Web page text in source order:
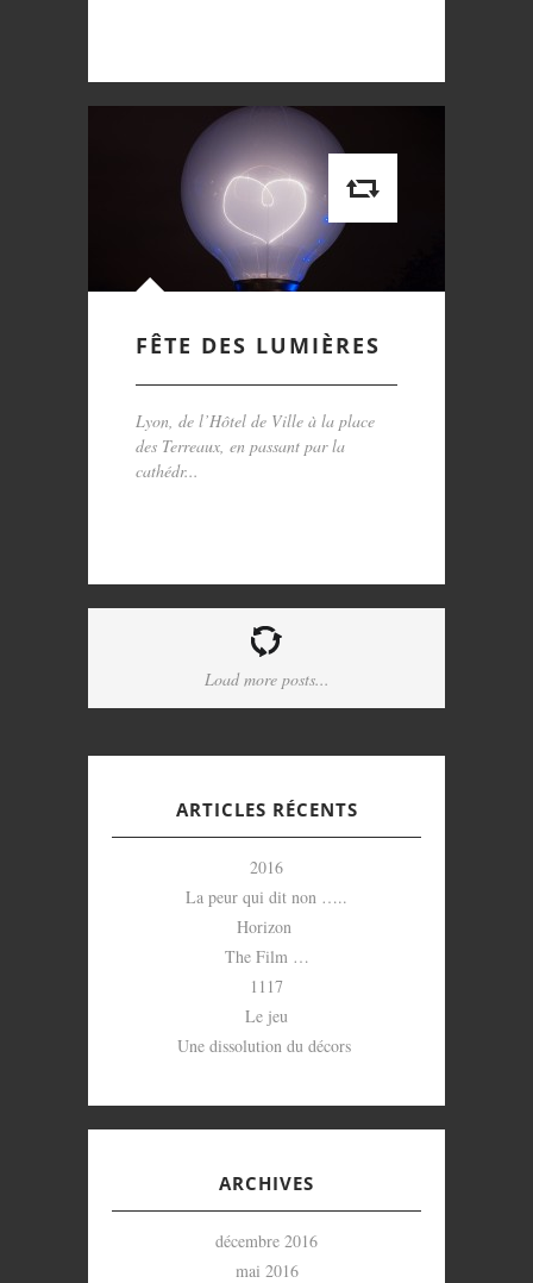
FÊTE DES LUMIÈRES
Lyon, de l’Hôtel de Ville à la place
des Terreaux, en passant par la
cathédr...
Load more posts...
ARTICLES RÉCENTS
2016
La peur qui dit non …..
Horizon
The Film …
1117
Le jeu
Une dissolution du décors
ARCHIVES
décembre 2016
mai 2016